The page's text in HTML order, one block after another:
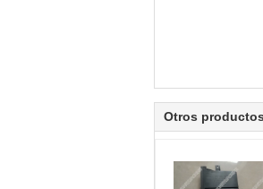
Otros productos